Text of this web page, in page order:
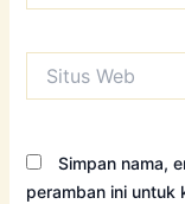
Web
Simpan nama,
peramban ini untuk